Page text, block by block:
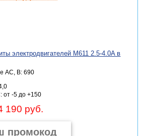
электродвигателей M611 2.5-4.0A в
АС, В: 690
от -5 до +150
190 руб.